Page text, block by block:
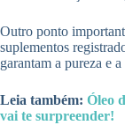
Outro ponto
suplementos
garantam a pureza e
Leia também: Óleo
vai te surpreender!